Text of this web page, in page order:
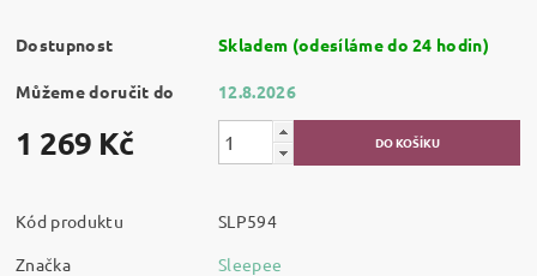
Dostupnost Skladem (odesíláme do 24 hodin)
Můžeme doručit do 12.8.2026
1 269 Kč
Kód produktu
SLP594
Značka
Sleepee